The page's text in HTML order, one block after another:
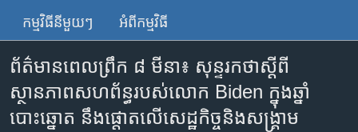
ទំព័រ​
ព័ត៌មាន​​
ម្តង
ចិន
ហេឡូវីអូអេ
កម្ពុជាច្នៃប្រតិដ្ឋ
ព្រឹត្តិការណ៍ព័ត៌មាន
SUBSCRIBE
YouTube Music
Spotify
កម្មវិធី​នីមួយៗ អំពី​កម្មវិធី​
ព័ត៌មានពេលព្រឹក ៨ មីនា៖ សុន្ទរកថា​ស្តីពី​
ស្ថានភាព​សហព័ន្ធ​​​របស់​លោក Biden ក្នុង​ឆ្នាំ​
បោះឆ្នោត នឹង​ផ្តោត​លើ​សេដ្ឋកិច្ច​និង​សង្គ្រាម